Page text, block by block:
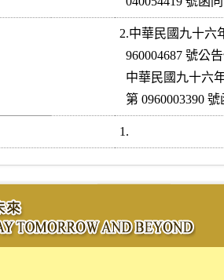
2.中華民國九十六